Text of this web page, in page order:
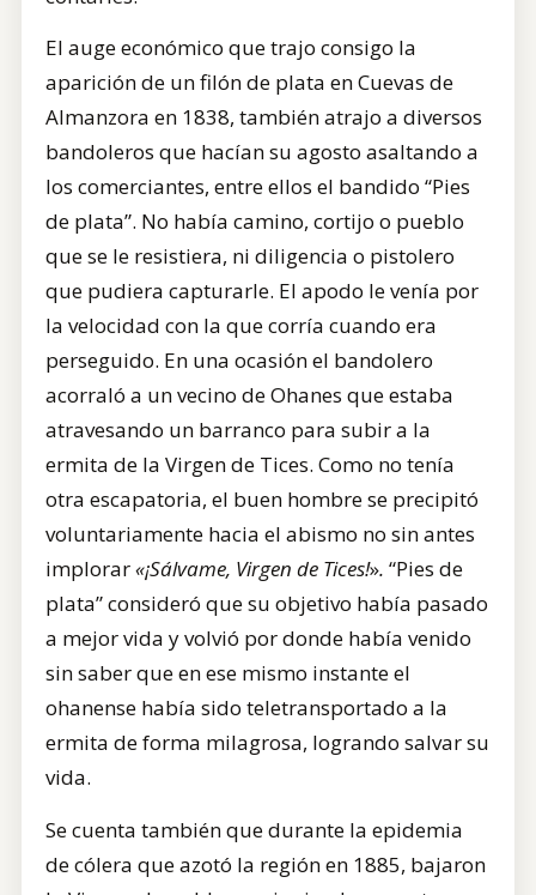
El auge económico que trajo consigo la
aparición de un filón de plata en Cuevas de
Almanzora en 1838, también atrajo a diversos
bandoleros que hacían su agosto asaltando a
los comerciantes, entre ellos el bandido “Pies
de plata”. No había camino, cortijo o pueblo
que se le resistiera, ni diligencia o pistolero
que pudiera capturarle. El apodo le venía por
la velocidad con la que corría cuando era
perseguido. En una ocasión el bandolero
acorraló a un vecino de Ohanes que estaba
atravesando un barranco para subir a la
ermita de la Virgen de Tices. Como no tenía
otra escapatoria, el buen hombre se precipitó
voluntariamente hacia el abismo no sin antes
implorar«¡Sálvame, Virgen de Tices!». “Pies de
plata” consideró que su objetivo había pasado
a mejor vida y volvió por donde había venido
sin saber que en ese mismo instante el
ohanense había sido teletransportado a la
ermita de forma milagrosa, logrando salvar su
vida.
Se cuenta también que durante la epidemia
de cólera que azotó la región en 1885, bajaron